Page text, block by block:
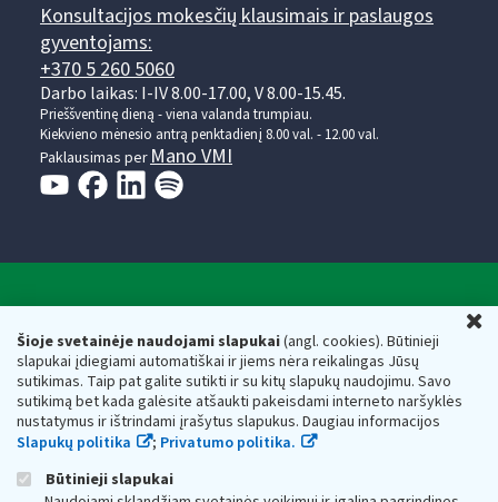
Šioje svetainėje naudojami slapukai(angl. cookies). Būtinieji
slapukai įdiegiami automatiškai ir jiems nėra reikalingas Jūsų
sutikimas. Taip pat galite sutikti ir su kitų slapukų naudojimu. Savo
sutikimą bet kada galėsite atšaukti pakeisdami interneto naršyklės
nustatymus ir ištrindami įrašytus slapukus. Daugiau informacijos
Slapukų politika
; Privatumo politika.
Būtinieji slapukai
Konsultacijos mokesčių klausimais ir paslaugos
gyventojams:
+370 5 260 5060
Darbo laikas: I-IV 8.00-17.00, V 8.00-15.45.
Prieššventinę dieną - viena valanda trumpiau.
Kiekvieno mėnesio antrą penktadienį 8.00 val. - 12.00 val.
Paklausimas per Mano VMI
Respublikos finansų ministerijos
Biudžetinė įstaiga. Juridinio asmens kodas — 188659752,
adresas: Vasario 16-osios g. 14, 01107 Vilnius, Lietuva, el.paštas:
vmi@vmi.lt, E. pristatymo dėžutės adresas 188659752
Duomenys apie Valstybinę mokesčių inspekciją prie Lietuvos
Respublikos finansų ministerijos kaupiami ir saugomi Juridinių